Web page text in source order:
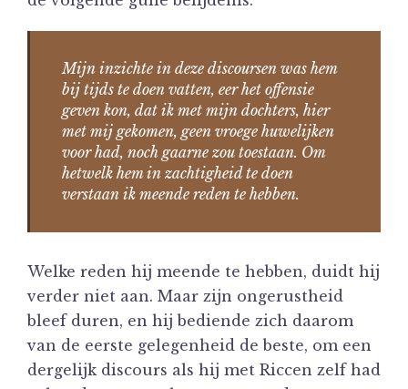
Mijn inzichte in deze discoursen was hem
bij tijds te doen vatten, eer het offensie
geven kon, dat ik met mijn dochters, hier
met mij gekomen, geen vroege huwelijken
voor had, noch gaarne zou toestaan. Om
hetwelk hem in zachtigheid te doen
verstaan ik meende reden te hebben.
Welke reden hij meende te hebben, duidt hij
verder niet aan. Maar zijn ongerustheid
bleef duren, en hij bediende zich daarom
van de eerste gelegenheid de beste, om een
dergelijk discours als hij met Riccen zelf had